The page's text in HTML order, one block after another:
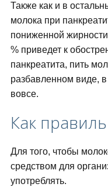
Также как и в
молока при
пониженной
% приведет к
панкреатита, пить
разбавленном виде,
вовсе.
Как
Для того, чтобы
средством для
употреблять.